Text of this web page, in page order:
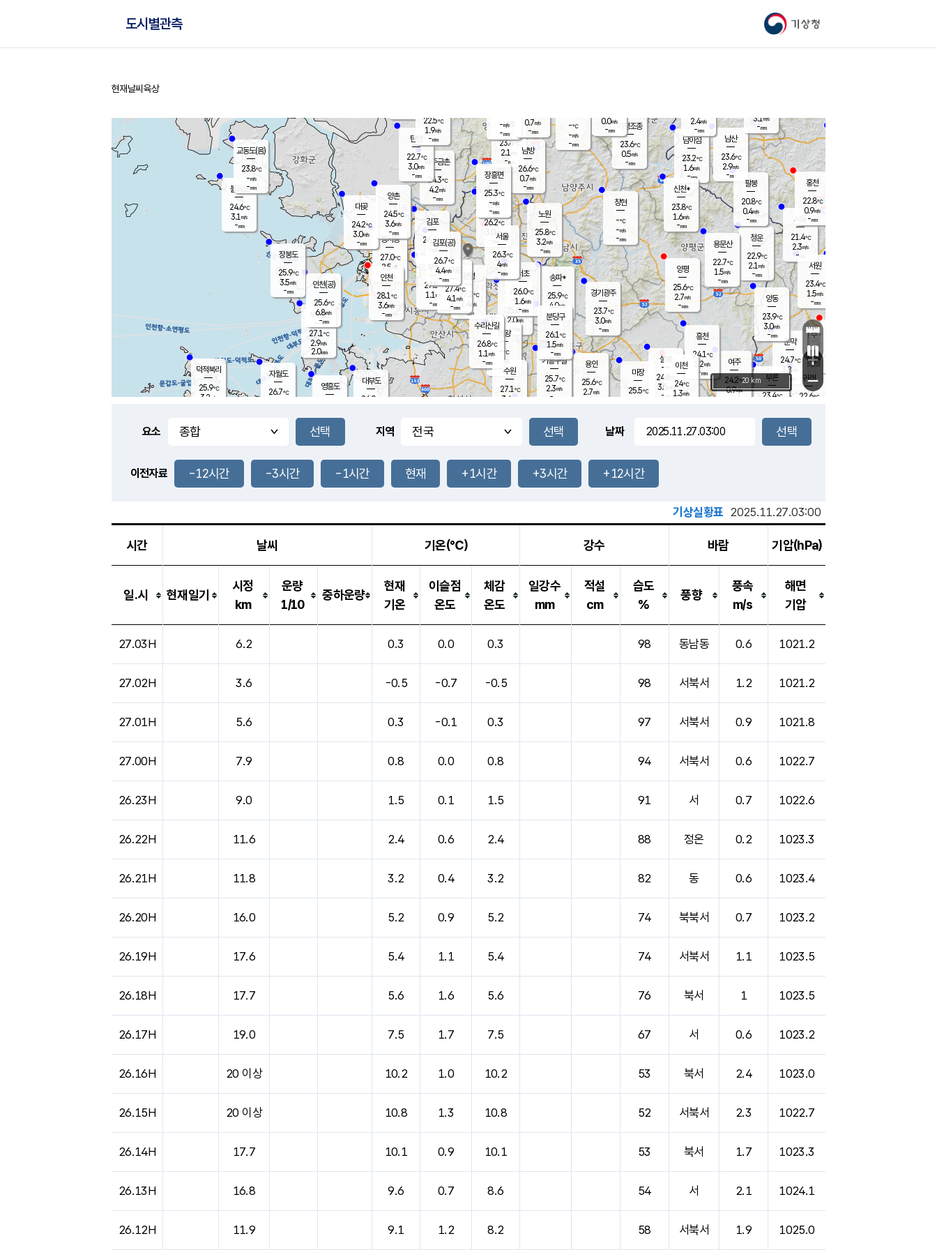
기상청
도시별관측
홈
현재날씨 육상
풍도
3.6m/s
0.5
문막
24.7℃
3.8
mm
남이섬
23.2℃
1.6m/s
-mm
무의도
27.1℃
2.9m/s
2.0mm
영흥도
볼음도
24.6℃
3.1 m/s
-mm
자월도
26.7℃
양주
23.4℃
2.1
-mm
부론
23.4℃
과천
25.6℃
2.0m/s
- mm
남산
23.6℃
2.9m/s
-mm
장봉도
25.9℃
3.5m/s
-mm
9.0mm
청운
22.9℃
2.1 m/s
-mm
팔봉
20.8℃
0.4m/s
-mm
-mm
용인
25.6℃
2.7m/s
여주
24.2℃
0.9m/s
양동
23.9℃
3.0m/s
-mm
경기광주
23.7℃
3.0m/s
-mm
장호원
2.4m/s
-mm
25.2
℃
대부도
26.0
-
경서동
27.0℃
2.5 m/s
-mm
파주금촌
24.3℃
4.2m/s
-mm
가평조종
23.6℃
0.5m/s
-mm
-℃
-m/s
-mm
대곶
24.2℃
3.0m/s
-mm
신천*
23.8℃
1.6m/s
-mm
창현
-℃
-m/s
-mm
탄현
22.7℃
3.0m/s
-mm
0.0m/s
-mm
25.7℃
0.7m/s
-mm
흥천
24.1℃
1.2m/s
-mm
마장
25.5℃
의왕
- ℃
m/s
mm
김포
26.4℃
-m/s
mm
설봉
24.8
3.5
- mm
광명
27.2 ℃
2.4 m/s
-mm
부천
27.5℃
1.1 m/s
-mm
-mm
양촌
24.5℃
3.6m/s
-mm
구로
27.4℃
4.1 m/s
-mm
은평
26.2℃
3.0 m/s
- mm
노원
25.8℃
3.2m/s
-mm
송파*
25.9℃
4.0m/s
-mm
서초
26.0℃
1.6m/s
-mm
남방
26.6℃
0.7m/s
-mm
기흥구갈
25.7℃
2.3m/s
-
수리산길
26.8℃
1.1 m/s
-mm
분당구
26.1℃
1.5m/s
-mm
장흥면
25.3℃
-m/s
-mm
-m/s
-mm
시동
21.4℃
2.3m/s
- mm
귀래
22.6℃
서원
23.4℃
1.5m/s
-mm
용문산
22.7℃
1.5m/s
-mm
덕적북리
25.9℃
3.2 m/s
인천(공)
25.6℃
6.8m/s
-mm
김포(공)
26.7℃
4.4m/s
-mm
교동도(음)
23.8℃
-m/s
-mm
홍천
22.8℃
0.9m/s
-mm
이천
24℃
1.3m/s
양평
25.6℃
2.7m/s
-mm
수원
27.1℃
3.4 m/s
인천
28.1℃
3.6m/s
-mm
서울
26.3℃
4m/s
-mm
3.1 m/s
-mm
22.5℃
1.9m/s
-mm
0.7m/s
-mm
+
−
20 km
요소 지역 날짜
이전자료 -12시간 -3시간 -1시간 현재 +1시간 +3시간 +12시간
기상실황표 2025.11.27.03:00
시간 날씨 기온(℃) 강수 바람 기압(hPa)
일.시 현재일기
시정
km
운량
1/10
중하운량
현재
기온
이슬점
온도
체감
온도
일강수
mm
적설
cm
습도
%
풍향
풍속
m/s
해면
기압
27.03H 6.2 0.3 0.0 0.3 98 동남동 0.6 1021.2
27.02H 3.6 -0.5 -0.7 -0.5 98 서북서 1.2 1021.2
27.01H 5.6 0.3 -0.1 0.3 97 서북서 0.9 1021.8
27.00H 7.9 0.8 0.0 0.8 94 서북서 0.6 1022.7
26.23H 9.0 1.5 0.1 1.5 91 서 0.7 1022.6
26.22H 11.6 2.4 0.6 2.4 88 정온 0.2 1023.3
26.21H 11.8 3.2 0.4 3.2 82 동 0.6 1023.4
26.20H 16.0 5.2 0.9 5.2 74 북북서 0.7 1023.2
26.19H 17.6 5.4 1.1 5.4 74 서북서 1.1 1023.5
26.18H 17.7 5.6 1.6 5.6 76 북서 1 1023.5
26.17H 19.0 7.5 1.7 7.5 67 서 0.6 1023.2
26.16H 20 이상 10.2 1.0 10.2 53 북서 2.4 1023.0
26.15H 20 이상 10.8 1.3 10.8 52 서북서 2.3 1022.7
26.14H 17.7 10.1 0.9 10.1 53 북서 1.7 1023.3
26.13H 16.8 9.6 0.7 8.6 54 서 2.1 1024.1
26.12H 11.9 9.1 1.2 8.2 58 서북서 1.9 1025.0